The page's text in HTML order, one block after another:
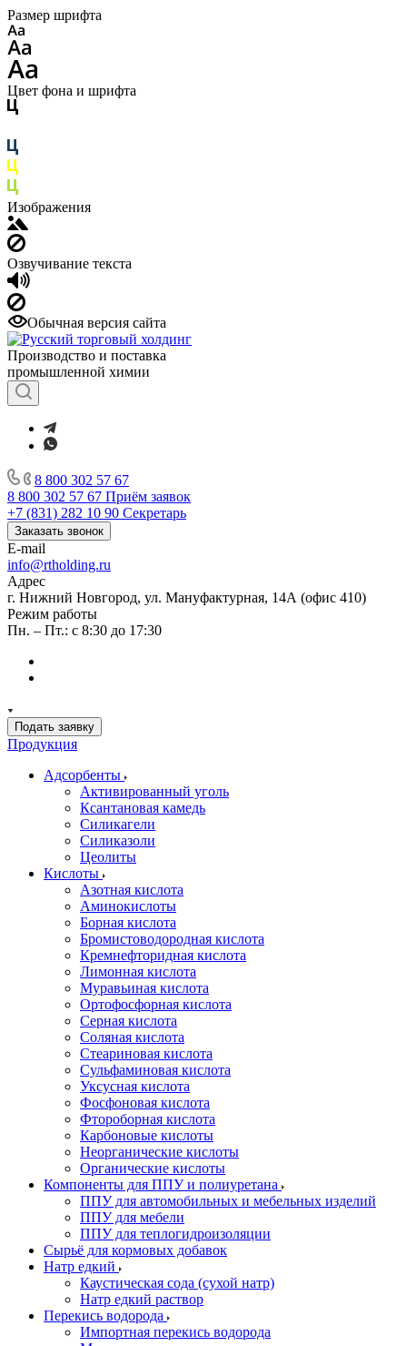
Размер шрифта
Цвет фона и шрифта
Изображения
Озвучивание текста
Обычная версия сайта
Производство и поставка
промышленной химии
8 800 302 57 67
8 800 302 57 67 Приём заявок
+7 (831) 282 10 90 Секретарь
Заказать звонок
E-mail
info@rtholding.ru
Адрес
г. Нижний Новгород, ул. Мануфактурная, 14А (офис 410)
Режим работы
Пн. – Пт.: с 8:30 до 17:30
Подать заявку
Продукция
Адсорбенты
Активированный уголь
Ксантановая камедь
Силикагели
Силиказоли
Цеолиты
Кислоты
Азотная кислота
Аминокислоты
Борная кислота
Бромистоводородная кислота
Кремнефторидная кислота
Лимонная кислота
Муравьиная кислота
Ортофосфорная кислота
Серная кислота
Соляная кислота
Стеариновая кислота
Сульфаминовая кислота
Уксусная кислота
Фосфоновая кислота
Фтороборная кислота
Карбоновые кислоты
Неорганические кислоты
Органические кислоты
Компоненты для ППУ и полиуретана
ППУ для автомобильных и мебельных изделий
ППУ для мебели
ППУ для теплогидроизоляции
Сырьё для кормовых добавок
Натр едкий
Каустическая сода (сухой натр)
Натр едкий раствор
Перекись водорода
Импортная перекись водорода